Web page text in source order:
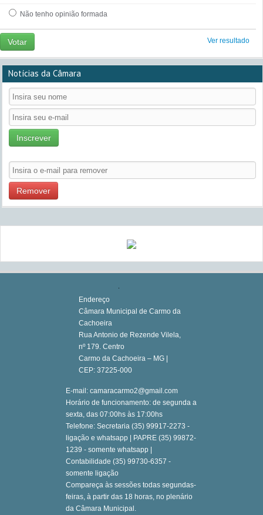
Não tenho opinião formada
Votar Ver resultado
Notícias da Câmara
Inscrever
Remover
Endereço
Câmara Municipal de Carmo da
Cachoeira
Rua Antonio de Rezende Vilela,
nº 179. Centro
Carmo da Cachoeira – MG |
CEP: 37225-000
E-mail: camaracarmo2@gmail.com
Horário de funcionamento: de segunda a
sexta, das 07:00hs às 17:00hs
Telefone: Secretaria (35) 99917-2273 -
ligação e whatsapp | PAPRE (35) 99872-
1239 - somente whatsapp |
Contabilidade (35) 99730-6357 -
somente ligação
Compareça às sessões todas segundas-
feiras, à partir das 18 horas, no plenário
da Câmara Municipal.